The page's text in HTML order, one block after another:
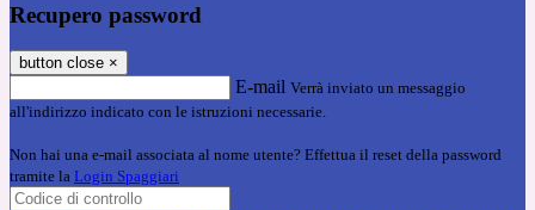
Recupero password
button close ×
E-mail Verrà inviato un messaggio
all'indirizzo indicato con le istruzioni necessarie.
Non hai una e-mail associata al nome utente? Effettua il reset della password
tramite la Login Spaggiari